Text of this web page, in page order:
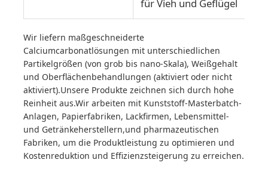
für Vieh und Geflügel
Wir liefern maßgeschneiderte
Calciumcarbonatlösungen mit unterschiedlichen
Partikelgrößen (von grob bis nano-Skala), Weißgehalt
und Oberflächenbehandlungen (aktiviert oder nicht
aktiviert).Unsere Produkte zeichnen sich durch hohe
Reinheit aus.Wir arbeiten mit Kunststoff-Masterbatch-
Anlagen, Papierfabriken, Lackfirmen, Lebensmittel-
und Getränkeherstellern,und pharmazeutischen
Fabriken, um die Produktleistung zu optimieren und
Kostenreduktion und Effizienzsteigerung zu erreichen.